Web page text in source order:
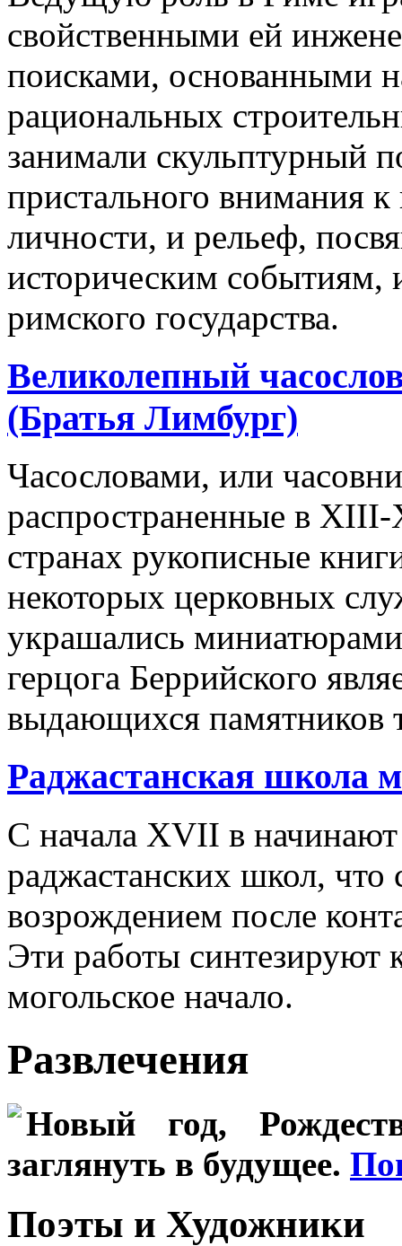
свойственными ей
поисками, основанными
рациональных
занимали скульптурный
пристального внимания
личности, и рельеф,
историческим
римского государства.
Великолепный
(Братья Лимбург)
Часословами, или
распространенные в
странах рукописные
некоторых церковных
украшались
герцога Беррийского
выдающихся памятников
Раджастанская школа
С начала XVII в
раджастанских школ,
возрождением после
Эти работы синтезируют
могольское начало.
Развлечения
Новый год,
заглянуть в будущее.
Поэты и Художники